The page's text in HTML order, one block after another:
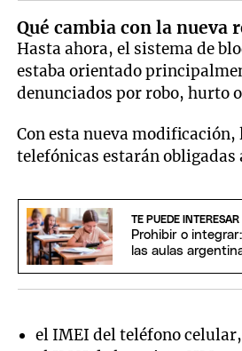
Qué cambia con la nueva
Hasta ahora, el sistema de
estaba orientado
denunciados por robo, hurto
Con esta nueva modificación,
telefónicas estarán obligadas
TE PUEDE INTERESAR
Prohibir o
las aulas
el IMEI del teléfono celular,